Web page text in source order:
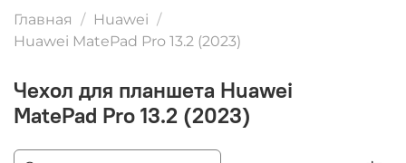
Главная
Huawei
Huawei MatePad Pro 13.2 (2023)
Чехол для планшета Huawei
MatePad Pro 13.2 (2023)